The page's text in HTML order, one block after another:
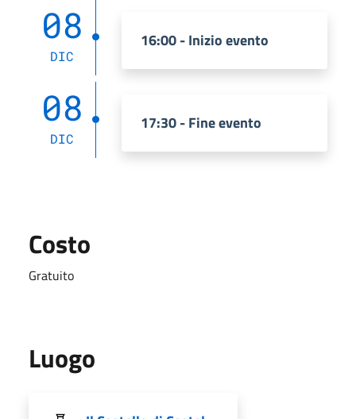
08
DIC
16:00 - Inizio evento
08
DIC
17:30 - Fine evento
Costo
Gratuito
Luogo